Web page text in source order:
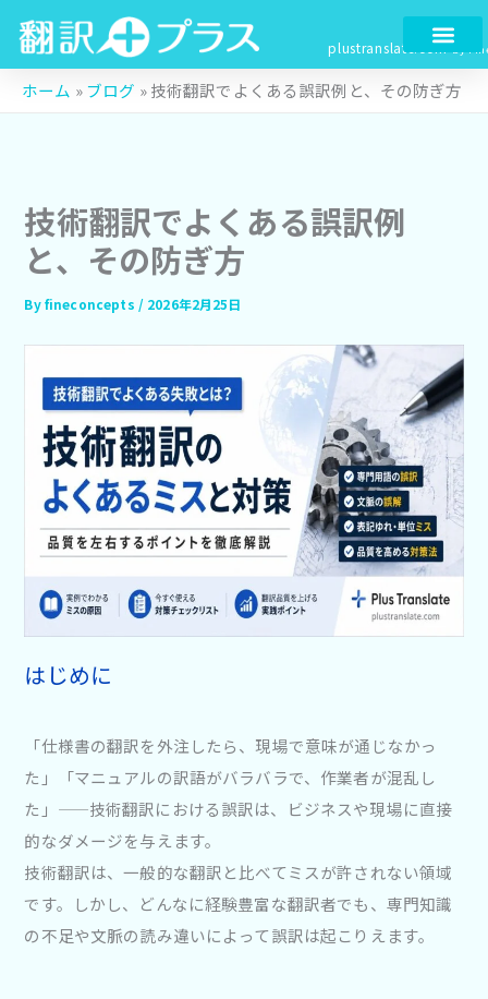
を
plustranslate.comby
ホーム »ブログ »技術翻訳でよくある誤訳例と、その防ぎ方
技術翻訳でよくある誤訳例
と、その防ぎ方
Byfineconcepts / 2026年2月25日
はじめに
「仕様書の翻訳を外注したら、現場で意味が通じなかっ
た」「マニュアルの訳語がバラバラで、作業者が混乱し
た」——技術翻訳における誤訳は、ビジネスや現場に直接
的なダメージを与えます。
技術翻訳は、一般的な翻訳と比べてミスが許されない領域
です。しかし、どんなに経験豊富な翻訳者でも、専門知識
の不足や文脈の読み違いによって誤訳は起こりえます。
索